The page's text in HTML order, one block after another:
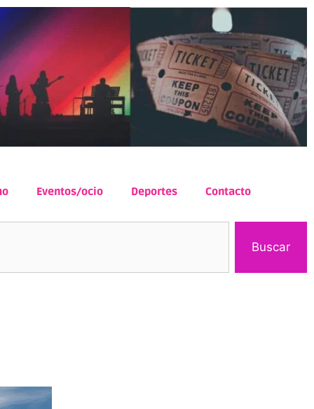
Eventos/ocio Deportes Contacto
Buscar